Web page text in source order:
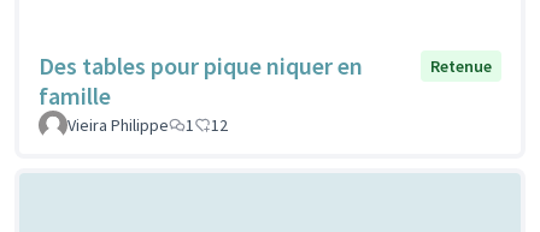
Des tables pour pique niquer en
famille
Retenue
Vieira Philippe 1 12